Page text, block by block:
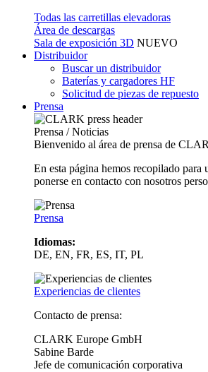
Todas las carretillas elevadoras
Área de descargas
Sala de exposición 3D NUEVO
Distribuidor
Buscar un distribuidor
Baterías y cargadores HF
Solicitud de piezas de repuesto
Prensa
Prensa / Noticias
Bienvenido al área de prensa de
En esta página hemos recopilado
ponerse en contacto con nosotros
Prensa
Idiomas:
DE, EN, FR, ES, IT, PL
Experiencias de clientes
Contacto de prensa:
CLARK Europe GmbH
Sabine Barde
Jefe de comunicación corporativa